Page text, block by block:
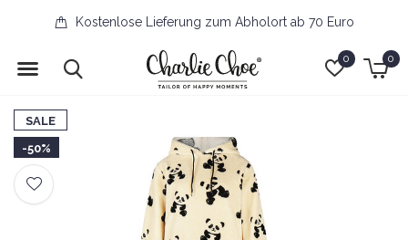
0 0
Kostenlose Lieferung zum Abholort ab 70 Euro
SALE
-50%